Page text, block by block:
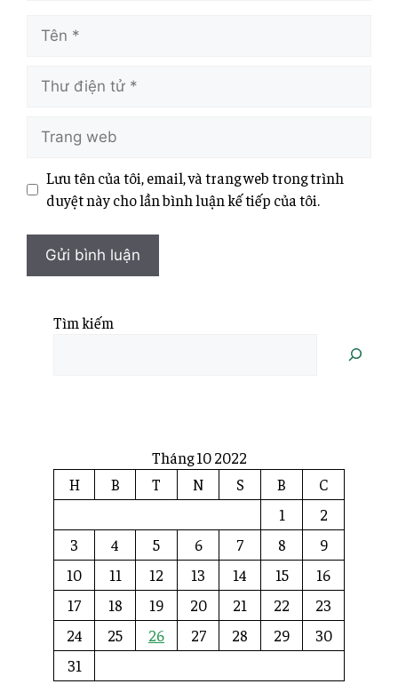
Lưu tên của tôi, email, và trang web trong trình
duyệt này cho lần bình luận kế tiếp của tôi.
Tìm kiếm
Tháng 10 2022
H
B T N S B
C
1
2
3
4 5 6 7 8
9
10
11 12 13 14 15
16
17
18 19 20 21 22
23
24
25 26 27 28 29
30
31